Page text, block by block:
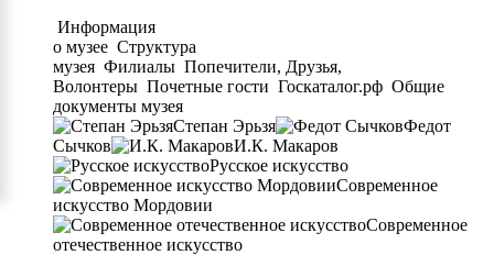
Информация
о музее Структура
музея Филиалы Попечители, Друзья,
Волонтеры Почетные гости Госкаталог.рф Общие
документы музея
Степан Эрьзя
Федот
Сычков
И.К. Макаров
Русское искусство
Современное
искусство Мордовии
Современное
отечественное искусство